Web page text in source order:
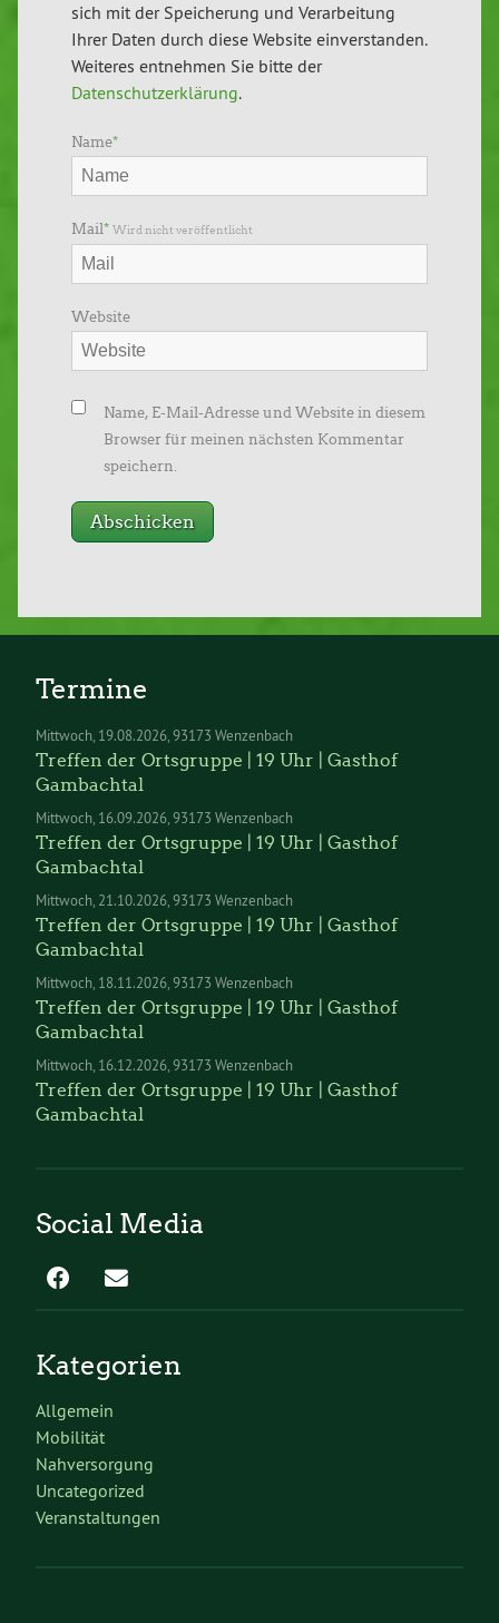
sich mit der Speicherung und Verarbeitung
Ihrer Daten durch diese Website einverstanden.
Weiteres entnehmen Sie bitte der
Datenschutzerklärung.
Name*
Mail* Wird nicht veröffentlicht
Website
Name, E-Mail-Adresse und Website in diesem
Browser für meinen nächsten Kommentar
speichern.
Termine
Mittwoch 19.08.2026 93173 Wenzenbach
Treffen der Ortsgruppe | 19 Uhr | Gasthof
Gambachtal
Mittwoch 16.09.2026 93173 Wenzenbach
Treffen der Ortsgruppe | 19 Uhr | Gasthof
Gambachtal
Mittwoch 21.10.2026 93173 Wenzenbach
Treffen der Ortsgruppe | 19 Uhr | Gasthof
Gambachtal
Mittwoch 18.11.2026 93173 Wenzenbach
Treffen der Ortsgruppe | 19 Uhr | Gasthof
Gambachtal
Mittwoch 16.12.2026 93173 Wenzenbach
Treffen der Ortsgruppe | 19 Uhr | Gasthof
Gambachtal
Social Media
Kategorien
Allgemein
Mobilität
Nahversorgung
Uncategorized
Veranstaltungen